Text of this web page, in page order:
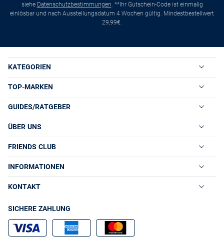
siehe Datenschutzbestimmungen . **Ihr Gutschein-Code ist einmalig
einlösbar und nach Ausstellungsdatum 4 Wochen gültig. Mindestbestellwert
29,99€.
KATEGORIEN
TOP-MARKEN
GUIDES/RATGEBER
ÜBER UNS
FRIENDS CLUB
INFORMATIONEN
KONTAKT
SICHERE ZAHLUNG